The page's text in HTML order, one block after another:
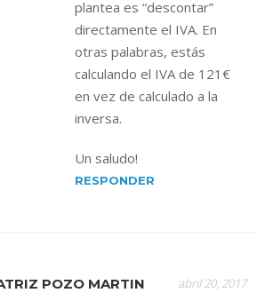
plantea es “descontar”
directamente el IVA. En
otras palabras, estás
calculando el IVA de 121€
en vez de calculado a la
inversa.
Un saludo!
RESPONDER
POZO MARTIN abril 20, 2017